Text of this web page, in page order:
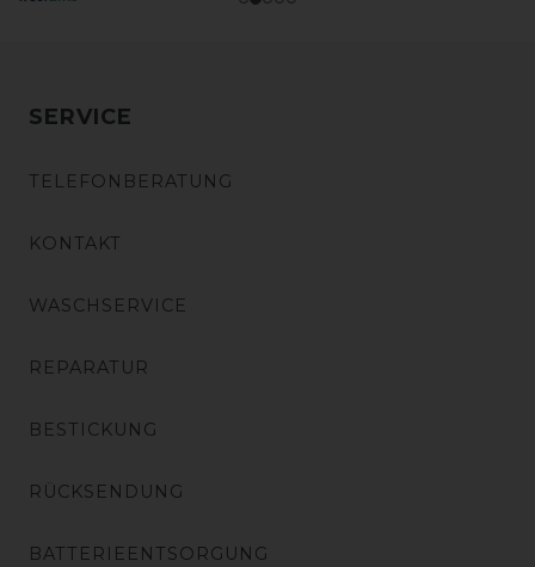
SERVICE
TELEFONBERATUNG
KONTAKT
WASCHSERVICE
REPARATUR
BESTICKUNG
RÜCKSENDUNG
BATTERIEENTSORGUNG